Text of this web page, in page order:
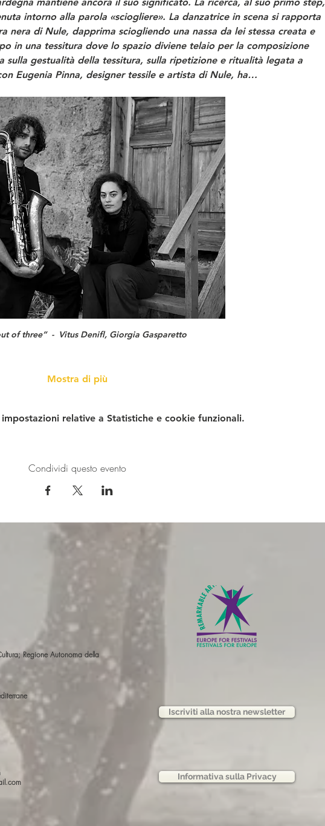
intorno alla parola «sciogliere». La danzatrice in scena si rapporta
nera di Nule, dapprima sciogliendo una nassa da lei stessa creata e
in una tessitura dove lo spazio diviene telaio per la composizione
sulla gestualità della tessitura, sulla ripetizione e ritualità legata a
Eugenia Pinna, designer tessile e artista di Nule, ha…
of three”  -  Vitus Denifl, Giorgia Gasparetto
Mostra di più
relative a Statistiche e cookie funzionali.
Condividi questo evento
Regione Autonoma della
Iscriviti alla nostra newsletter
Informativa sulla Privacy